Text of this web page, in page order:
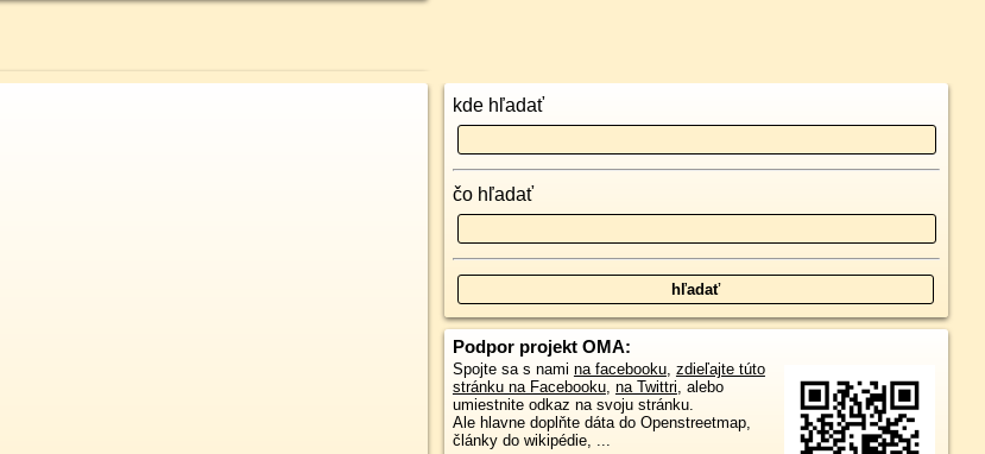
kde hľadať
čo hľadať
Podpor projekt OMA:
Spojte sa s nami na facebooku, zdieľajte túto
stránku na Facebooku, na Twittri, alebo
umiestnite odkaz na svoju stránku.
Ale hlavne doplňte dáta do Openstreetmap,
články do wikipédie, ...